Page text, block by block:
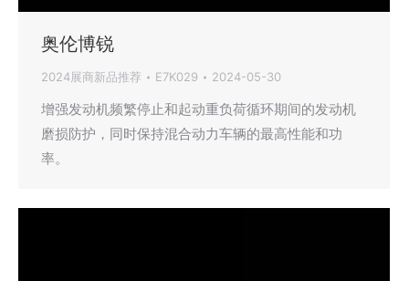
奥伦博锐
2024展商新品推荐 E7K029 2024-05-30
增强发动机频繁停止和起动重负荷循环期间的发动机
磨损防护，同时保持混合动力车辆的最高性能和功
率。